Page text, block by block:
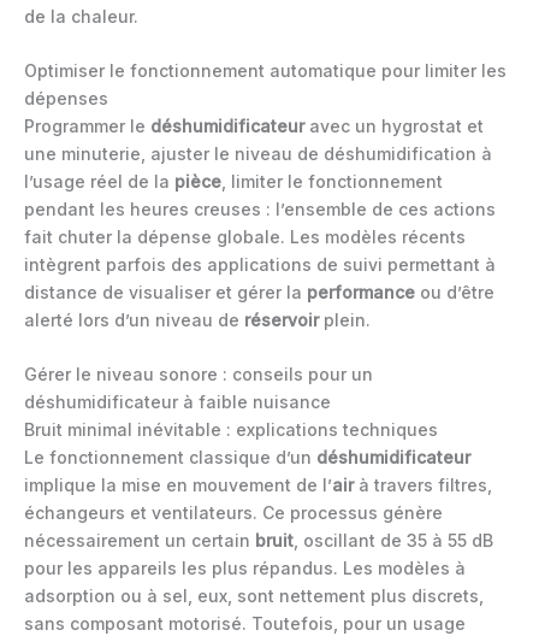
de la chaleur.
Optimiser le fonctionnement automatique pour limiter les
dépenses
Programmer le déshumidificateuravec un hygrostat et
une minuterie, ajuster le niveau de déshumidification à
l’usage réel de la pièce , limiter le fonctionnement
pendant les heures creuses : l’ensemble de ces actions
fait chuter la dépense globale. Les modèles récents
intègrent parfois des applications de suivi permettant à
distance de visualiser et gérer la performance ou d’être
alerté lors d’un niveau de réservoirplein.
Gérer le niveau sonore : conseils pour un
déshumidificateur à faible nuisance
Bruit minimal inévitable : explications techniques
Le fonctionnement classique d’un déshumidificateur
implique la mise en mouvement de l’airà travers filtres,
échangeurs et ventilateurs. Ce processus génère
nécessairement un certain bruit , oscillant de 35 à 55 dB
pour les appareils les plus répandus. Les modèles à
adsorption ou à sel, eux, sont nettement plus discrets,
sans composant motorisé. Toutefois, pour un usage